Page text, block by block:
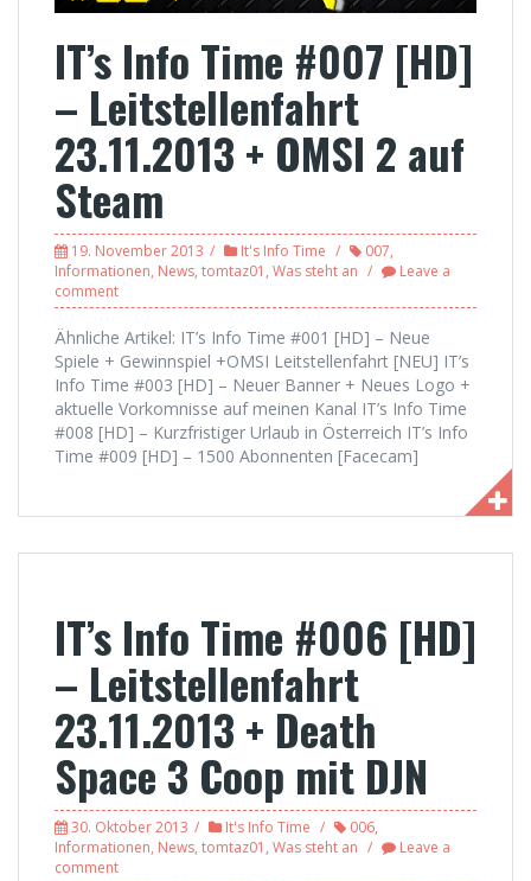
IT’s Info Time #007 [HD]
– Leitstellenfahrt
23.11.2013 + OMSI 2 auf
Steam
19. November 2013 It's Info Time 007,
Informationen, News, tomtaz01 , Was steht an
Leave a
comment
Ähnliche Artikel: IT’s Info Time #001 [HD] – Neue
Spiele + Gewinnspiel +OMSI Leitstellenfahrt [NEU] IT’s
Info Time #003 [HD] – Neuer Banner + Neues Logo +
aktuelle Vorkomnisse auf meinen Kanal IT’s Info Time
#008 [HD] – Kurzfristiger Urlaub in Österreich IT’s Info
Time #009 [HD] – 1500 Abonnenten [Facecam]
IT’s Info Time #006 [HD]
– Leitstellenfahrt
23.11.2013 + Death
Space 3 Coop mit DJN
30. Oktober 2013 It's Info Time 006,
Informationen, News, tomtaz01 , Was steht an
Leave a
comment